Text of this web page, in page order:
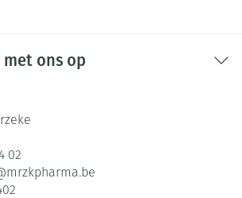
ons op
02
mrzkpharma.be